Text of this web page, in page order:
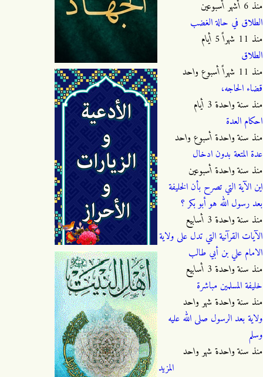
منذ 6 أشهر أسبوعين
الطلاق في حالة الغضب
منذ 11 شهراً 5 أيام
الطلاق
منذ 11 شهراً أسبوع واحد
قضاء الحاجه،
منذ سنة واحدة 3 أيام
احكام العدة
منذ سنة واحدة أسبوع واحد
عدة المتعة بدون ادخال
منذ سنة واحدة أسبوعين
اين الآية التي تصرح بأن الخليفة
بعد رسول الله هو أبو بكر ؟
منذ سنة واحدة 3 أسابيع
الآيات القرآنية التي تدل على ولاية
الامام علي بن أبي طالب
منذ سنة واحدة 3 أسابيع
خليفة المسلمين مباشرة
منذ سنة واحدة شهر واحد
ولاية بعد الرسول صلى الله عليه
وسلم
منذ سنة واحدة شهر واحد
المزيد